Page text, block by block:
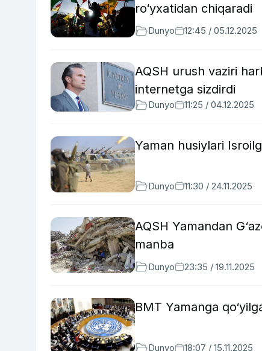
ro‘yxatidan chiqaradi
Dunyo 12:45 / 05.12.2025
AQSH urush vaziri
internetga sizdirdi
Dunyo 11:25 / 04.12.2025
Yaman husiylari
Dunyo 11:30 / 24.11.2025
AQSH Yamandan
manba
Dunyo 23:35 / 19.11.2025
BMT Yamanga
Dunyo 18:07 / 15.11.2025